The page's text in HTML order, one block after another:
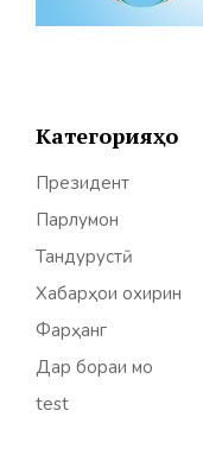
Категорияҳо
Президент
Парлумон
Тандурустӣ
Хабарҳои охирин
Фарҳанг
Дар бораи мо
test